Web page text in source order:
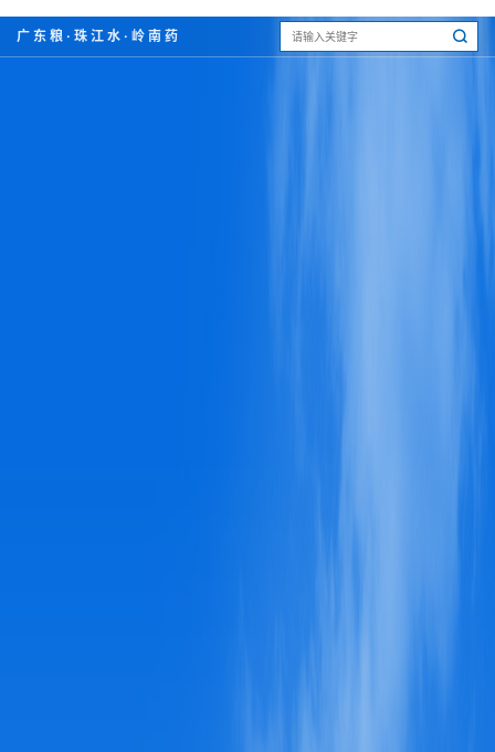
广东粮·珠江水·岭南药